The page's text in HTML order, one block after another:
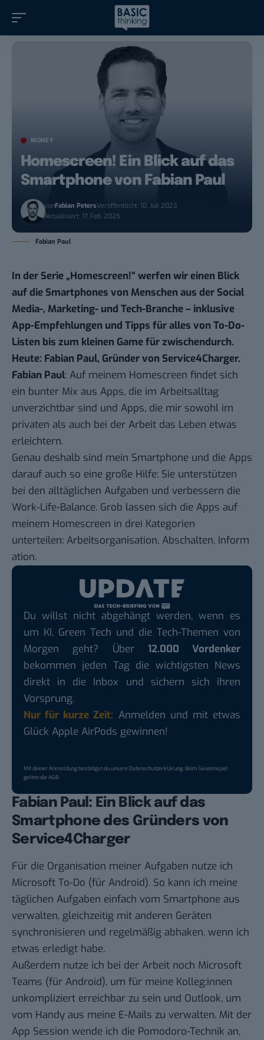
MONEY
Homescreen! Ein Blick auf das
Smartphone von Fabian Paul
vonFabian PetersVeröffentlicht: 10. Juli 2023
Aktualisiert: 17. Feb. 2025
Fabian Paul
In der Serie „Homescreen!“ werfen wir einen Blick
auf die Smartphones von Menschen aus der Social
Media-, Marketing- und Tech-Branche – inklusive
App-Empfehlungen und Tipps für alles von To-Do-
Listen bis zum kleinen Game für zwischendurch.
Heute: Fabian Paul, Gründer von Service4Charger.
Fabian Paul: Auf meinem Homescreen findet sich
ein bunter Mix aus Apps, die im Arbeitsalltag
unverzichtbar sind und Apps, die mir sowohl im
privaten als auch bei der Arbeit das Leben etwas
erleichtern.
Genau deshalb sind mein Smartphone und die Apps
darauf auch so eine große Hilfe: Sie unterstützen
bei den alltäglichen Aufgaben und verbessern die
Work-Life-Balance. Grob lassen sich die Apps auf
meinem Homescreen in drei Kategorien
unterteilen: Arbeitsorganisation, Abschalten, Inform
ation.
Du willst nicht abgehängt werden, wenn es
um KI, Green Tech und die Tech-Themen von
Morgen geht? Über 12.000 Vordenker
bekommen jeden Tag die wichtigsten News
direkt in die Inbox und sichern sich ihren
Vorsprung.
Nur für kurze Zeit: Anmelden und mit etwas
Glück Apple AirPods gewinnen!
Mit deiner Anmeldung bestätigst du unsereDatenschutzerklärung. Beim Gewinnspiel
gelten dieAGB.
Fabian Paul: Ein Blick auf das
Smartphone des Gründers von
Service4Charger
Für die Organisation meiner Aufgaben nutze ich
Microsoft To-Do (für Android). So kann ich meine
täglichen Aufgaben einfach vom Smartphone aus
verwalten, gleichzeitig mit anderen Geräten
synchronisieren und regelmäßig abhaken, wenn ich
etwas erledigt habe.
Außerdem nutze ich bei der Arbeit noch Microsoft
Teams (für Android), um für meine Kolleg:innen
unkompliziert erreichbar zu sein und Outlook, um
vom Handy aus meine E-Mails zu verwalten. Mit der
App Session wende ich die Pomodoro-Technik an,